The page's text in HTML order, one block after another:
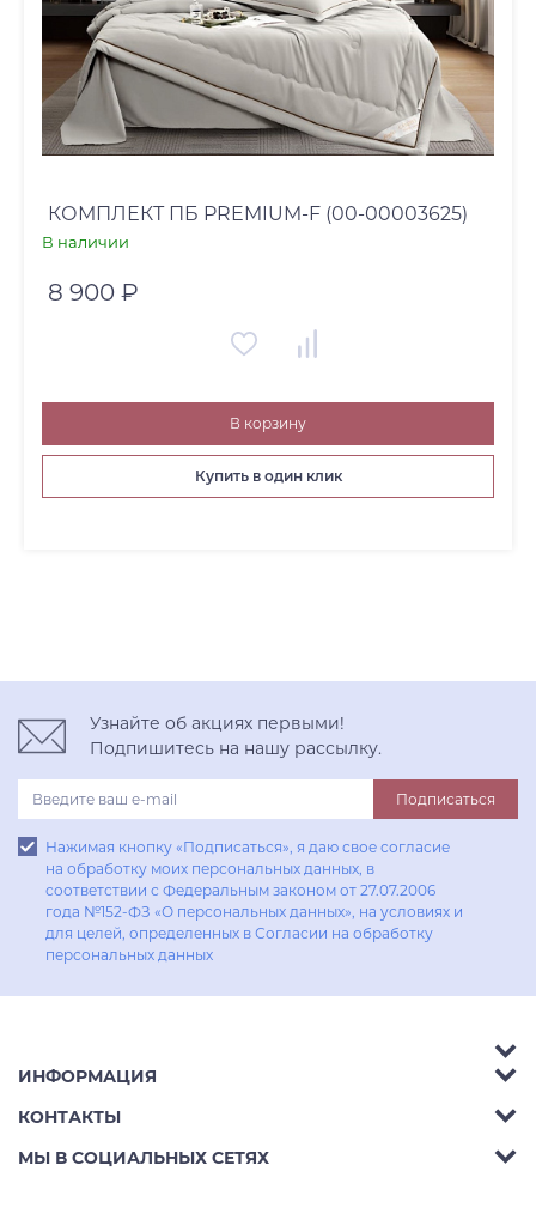
КОМПЛЕКТ ПБ PREMIUM-F (00-00003625)
В наличии
8 900 ₽
В корзину
Купить в один клик
Узнайте об акциях первыми!
Подпишитесь на нашу рассылку.
Подписаться
Нажимая кнопку «Подписаться», я даю свое согласие
на обработку моих персональных данных, в
соответствии с Федеральным законом от 27.07.2006
года №152-ФЗ «О персональных данных», на условиях и
для целей, определенных в Согласии на обработку
персональных данных
Аксессуары
Гостиные
ИНФОРМАЦИЯ
Акции
Доставка
КОНТАКТЫ
Телефон: 8 (800) 302-42-39
МЫ В СОЦИАЛЬНЫХ СЕТЯХ